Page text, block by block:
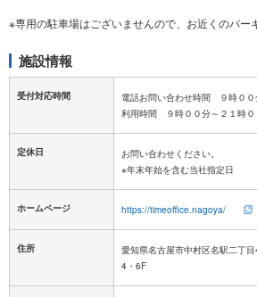
施設情報
受付対応時間
電話お問い合わせ時間 ９時００
定休日
お問い合わせください。
ホームページ https://timeoffice.nagoya/
住所
愛知県名古屋市中村区名駅二丁
4・6F